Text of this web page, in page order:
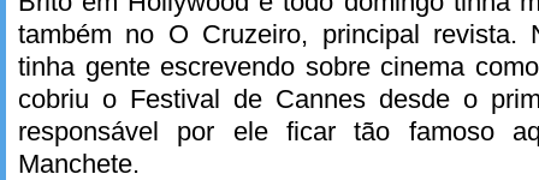
também no O Cruzeiro, principal revista.
tinha gente escrevendo sobre cinema
cobriu o Festival de Cannes desde o
responsável por ele ficar tão famoso
Manchete.